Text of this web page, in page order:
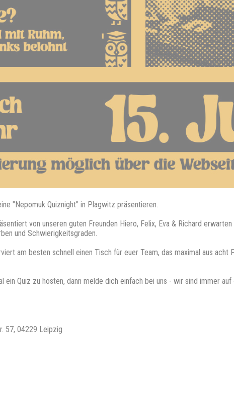
"Nepomuk Quiznight" in Plagwitz präsentieren.
von unseren guten Freunden Hiero, Felix, Eva & Richard
und Schwierigkeitsgraden.
am besten schnell einen Tisch für euer Team, das maximal aus acht
ein Quiz zu hosten, dann melde dich einfach bei uns - wir sind immer
57, 04229 Leipzig